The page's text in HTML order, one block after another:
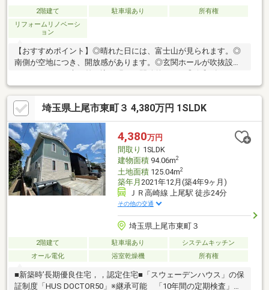
2階建て 駐車場あり
所有権
リフォームリノベーシ
ョン
【おすすめポイント】◎晴れた日には、富士山が見られます。◎
南側が空地につき、開放感があります。◎玄関ホールが吹抜設計
フォーム済みのため、大きな修繕の手間なくお住まいいただけま
す。◎LDKは広々15帖、1階には6帖の和室があり、来客時の応接
間やお子様のお昼寝スペースなど多目的に活用できます。◎2階は
3居室で、4LDKの余裕ある間取りです。◎トイレは2ヶ所、独立洗
面台やシャワー付き浴室など水回り設備も充実です。◎南面バル
コニーで洗濯物干しや布団干しにも便利です。◎カースペース1台
分完備で、マイカー通勤の方にも安心です。
埼玉県上尾市東町３ 4,380万円 1SLDK
4,380万円
間取り 1SLDK
建物面積94.06m2
土地面積125.04m2
築年月 2021年12月(築4年9ヶ月)
ＪＲ高崎線 上尾駅 徒歩24分
その他の交通
埼玉県上尾市東町３
2階建て 駐車場あり
システムキッチン
オール電化
浴室乾燥機 所有権
■新築時’長期優良住宅，，認定住宅■「スウェーデンハウス」の保
証制度「HUS DOCTOR50」※継承可能 「10年間の定期検査」＋